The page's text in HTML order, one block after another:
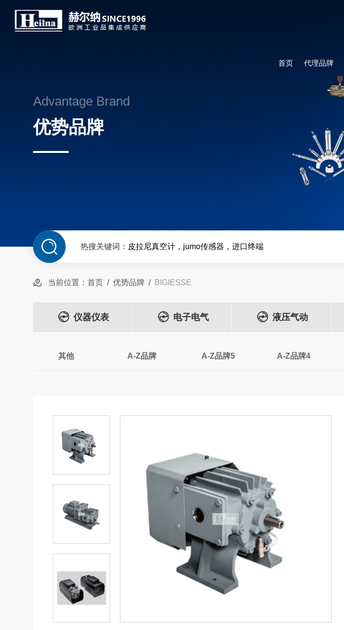
首页 代理品牌
Advantage Brand
优势品牌
热搜关键词： 皮拉尼真空计，jumo传感器，进口终端
当前位置：首页 /优势品牌 / BIGIESSE
仪器仪表 电子电气 液压气动
其他 A-Z品牌 A-Z品牌5 A-Z品牌4